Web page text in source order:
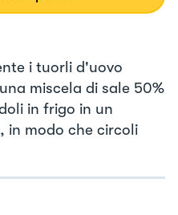
i tuorli d'uovo
miscela di sale 50%
in frigo in un
in modo che circoli